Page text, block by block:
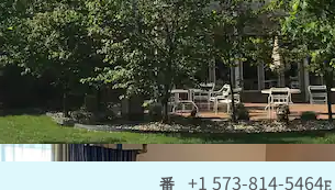
番
電話+1 573-814-5464E